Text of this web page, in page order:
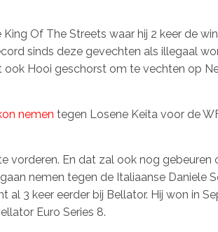
Of The Streets waar hij 2 keer de
sinds deze gevechten als illegaal
Hooi geschorst om te vechten op
nemen tegen Losene Keita voor de
vorderen. En dat zal ook nog gebeuren
nemen tegen de Italiaanse Daniele
3 keer eerder bij Bellator. Hij won in
Euro Series 8.